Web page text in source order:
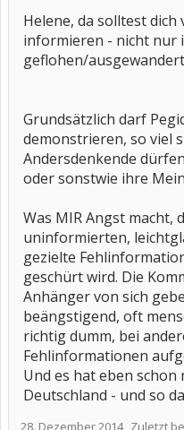
Helene, da solltest
informieren - nicht nur
geflohen/
Grundsätzlich darf
demonstrieren, so viel
Andersdenkende
oder sonstwie ihre
Was MIR Angst macht,
uninformierten,
gezielte
geschürt wird. Die
Anhänger von sich
beängstigend, oft
richtig dumm, bei
Fehlinformationen
Und es hat eben
Deutschland - und so
28. Dezember 2014 Zuletzt